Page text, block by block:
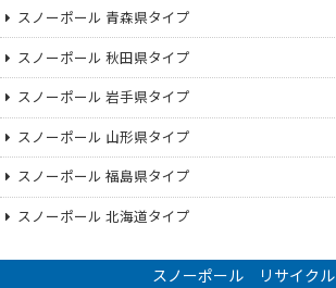
スノーポール 青森県タイプ
スノーポール 秋田県タイプ
スノーポール 岩手県タイプ
スノーポール 山形県タイプ
スノーポール 福島県タイプ
スノーポール 北海道タイプ
スノーポール リサイクル